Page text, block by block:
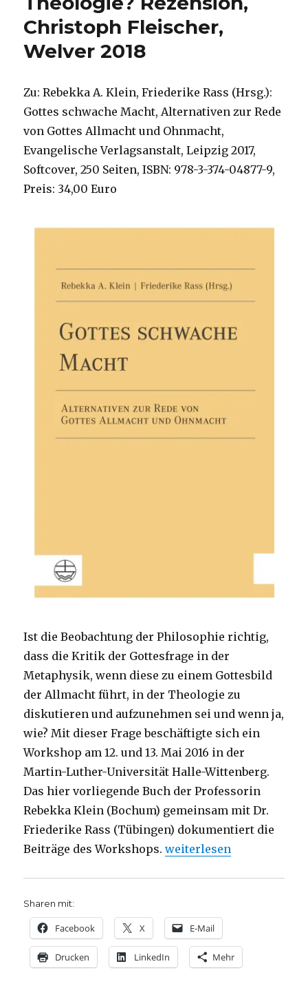
Rezension,
Christoph
Fleischer,
Christoph Fleischer,
Welver 2018
Zu: Rebekka A. Klein, Friederike Rass (Hrsg.):
Gottes schwache Macht, Alternativen zur Rede
von Gottes Allmacht und Ohnmacht,
Evangelische Verlagsanstalt, Leipzig 2017,
Softcover, 250 Seiten, ISBN: 978-3-374-04877-9,
Preis: 34,00 Euro
Ist die Beobachtung der Philosophie richtig,
dass die Kritik der Gottesfrage in der
Metaphysik, wenn diese zu einem Gottesbild
der Allmacht führt, in der Theologie zu
diskutieren und aufzunehmen sei und wenn ja,
wie? Mit dieser Frage beschäftigte sich ein
Workshop am 12. und 13. Mai 2016 in der
Martin-Luther-Universität Halle-Wittenberg.
Das hier vorliegende Buch der Professorin
Rebekka Klein (Bochum) gemeinsam mit Dr.
Friederike Rass (Tübingen) dokumentiert die
Beiträge des Workshops.„Schwaches Denken in
weiterlesen
Sharen mit:
Facebook X E-Mail
Drucken LinkedIn Mehr